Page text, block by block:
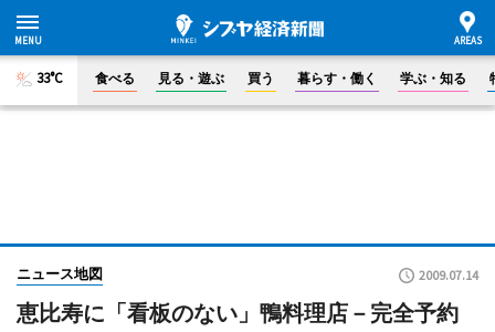
33°C 食べる 見る・遊ぶ 買う 暮らす・働く 学ぶ・知る
ニュース地図 2009.07.14
恵比寿に「看板のない」鴨料理店－完全予約